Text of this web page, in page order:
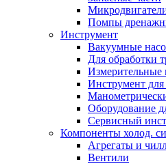
Помпы
Инструмент
Вакуумные
Для обработки
Измерительные
Инструмент
Оборудование
Сервисный
Компоненты холод.
Агрегаты и
Вентили